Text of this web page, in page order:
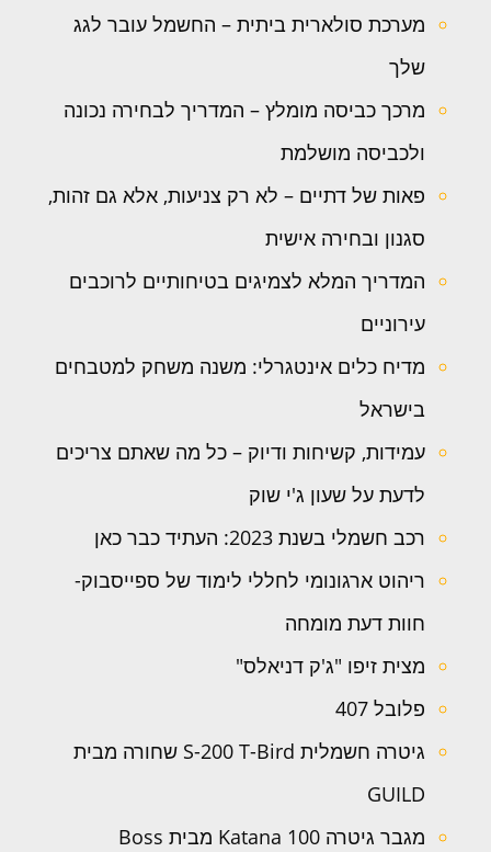
מערכת סולארית ביתית – החשמל עובר לגג
שלך
מרכך כביסה מומלץ – המדריך לבחירה נכונה
ולכביסה מושלמת
פאות של דתיים – לא רק צניעות, אלא גם זהות,
סגנון ובחירה אישית
המדריך המלא לצמיגים בטיחותיים לרוכבים
עירוניים
מדיח כלים אינטגרלי: משנה משחק למטבחים
בישראל
עמידות, קשיחות ודיוק – כל מה שאתם צריכים
לדעת על שעון ג'י שוק
רכב חשמלי בשנת 2023: העתיד כבר כאן
ריהוט ארגונומי לחללי לימוד של ספייסבוק-
חוות דעת מומחה
מצית זיפו "ג'ק דניאלס"
פלובל 407
גיטרה חשמלית S-200 T-Bird שחורה מבית
GUILD
מגבר גיטרה Katana 100 מבית Boss